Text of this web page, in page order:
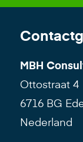
MBH
Ottostraat 4
6716 BG
Nederland